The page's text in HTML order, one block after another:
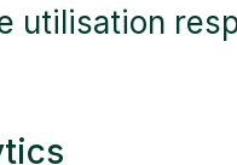
utilisation